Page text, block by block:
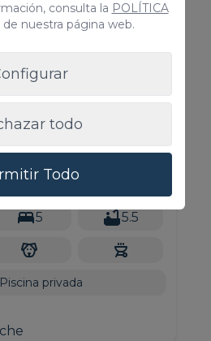
dormitorios con capacidad
Golf.
5 5.5
Piscina privada
consulta la POLÍTICA
de nuestra página web.
todo
Todo